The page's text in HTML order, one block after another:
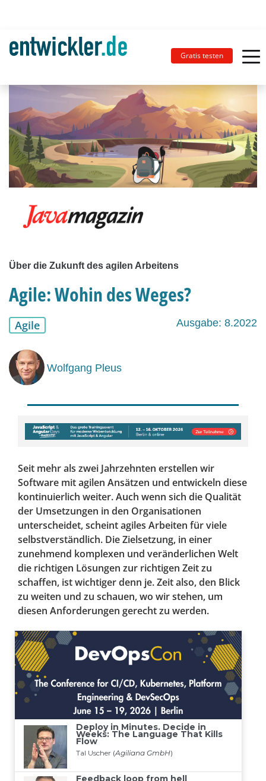
Gratis testen
Über die Zukunft des agilen Arbeitens
Agile: Wohin des Weges?
Agile Ausgabe: 8.2022
Wolfgang Pleus
Seit mehr als zwei Jahrzehnten erstellen wir
Software mit agilen Ansätzen und entwickeln diese
kontinuierlich weiter. Auch wenn sich die Qualität
der Umsetzungen in den Organisationen
unterscheidet, scheint agiles Arbeiten für viele
selbstverständlich. Die Zielsetzung, in einer
zunehmend komplexen und veränderlichen Welt
die richtigen Lösungen zur richtigen Zeit zu
schaffen, ist wichtiger denn je. Zeit also, den Blick
zu weiten und zu schauen, wo wir stehen, um
diesen Anforderungen gerecht zu werden.